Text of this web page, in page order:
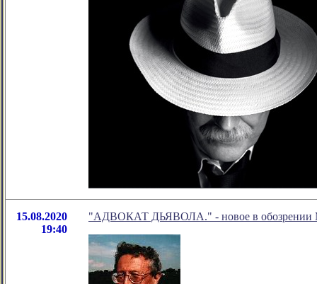
15.08.2020
19:40
"АДВОКАТ ДЬЯВОЛА." - новое в обозрении